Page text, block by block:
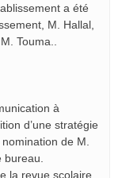
a été
M. Hallal,
Touma..
à
d’une stratégie
de M.
la revue scolaire